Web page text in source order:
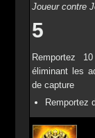
Joueur contre
5
Remportez
éliminant les
de capture
Remportez